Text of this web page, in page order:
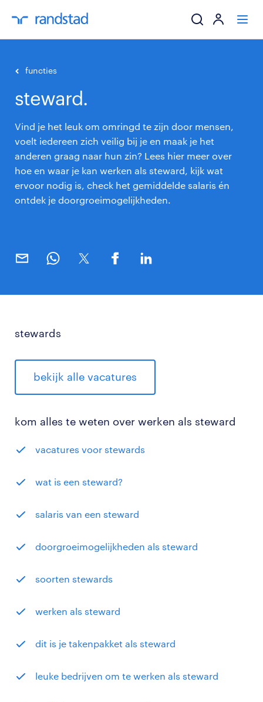
mijn carrière
over randstad
functies
steward.
Vind je het leuk om omringd te zijn door mensen,
voelt iedereen zich veilig bij je en maak je het
anderen graag naar hun zin? Lees hier meer over
hoe en waar je kan werken als steward, kijk wat
ervoor nodig is, check het gemiddelde salaris én
ontdek je doorgroeimogelijkheden.
stewards
bekijk alle vacatures
kom alles te weten over werken als steward
vacatures voor stewards
wat is een steward?
salaris van een steward
doorgroeimogelijkheden als steward
soorten stewards
werken als steward
dit is je takenpakket als steward
leuke bedrijven om te werken als steward